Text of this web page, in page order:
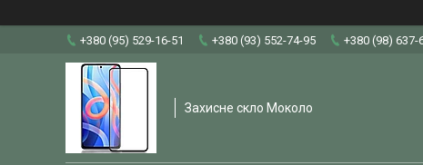
+380 (95) 529-16-51 +380 (93) 552-74-95 +380 (98) 637-
Захисне скло Moколо